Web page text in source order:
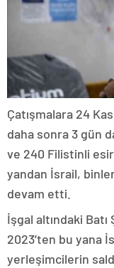
Çatışmalara 24
daha sonra 3 gün
ve 240 Filistinli esir
yandan İsrail,
devam etti.
İşgal altındaki
2023’ten bu yana
yerleşimcilerin